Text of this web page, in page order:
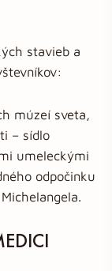
stavieb a
múzeí sveta,
– sídlo
umeleckými
odpočinku